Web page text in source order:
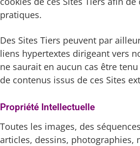
pratiques.
Des Sites Tiers peuvent par
liens hypertextes dirigeant vers
ne saurait en aucun cas être
de contenus issus de ces Sites
Propriété Intellectuelle
Toutes les images, des
articles, dessins, photographies,